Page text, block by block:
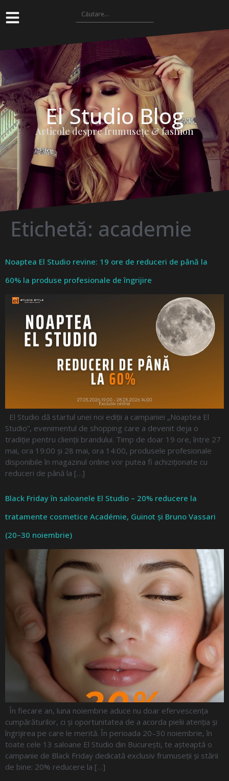
El Studio Blog
Articole despre frumuseţe & fashion
Etichetă: academie
Noaptea El Studio revine: 19 ore de reduceri de până la
60% la produse profesionale de îngrijire
El Studio dă startul unei noi ediții a campaniei „Noaptea El
Studio”, evenimentul de shopping care a devenit deja o
tradiție pentru clienții brandului. Timp de doar 19 ore, între 27
mai, ora 19:00 și 28 mai, ora 14:00, produsele profesionale
disponibile în magazinul online vor putea fi achiziționate cu
reduceri de până la […]
Black Friday în saloanele El Studio – 20% reducere la
tratamente cosmetice Académie, Guinot și Bruno Vassari
(20–30 noiembrie)
În fiecare an, luna noiembrie aduce nu doar efervescența
cumpărăturilor, ci și oportunitatea de a acorda pielii atenția și
îngrijirea pe care le merită. În perioada 20–30 noiembrie, în
toate cele 13 saloane El Studio din București, te așteaptă o
campanie de Black Friday dedicată exclusiv frumuseții și stării
de bine: 20% reducere la […]